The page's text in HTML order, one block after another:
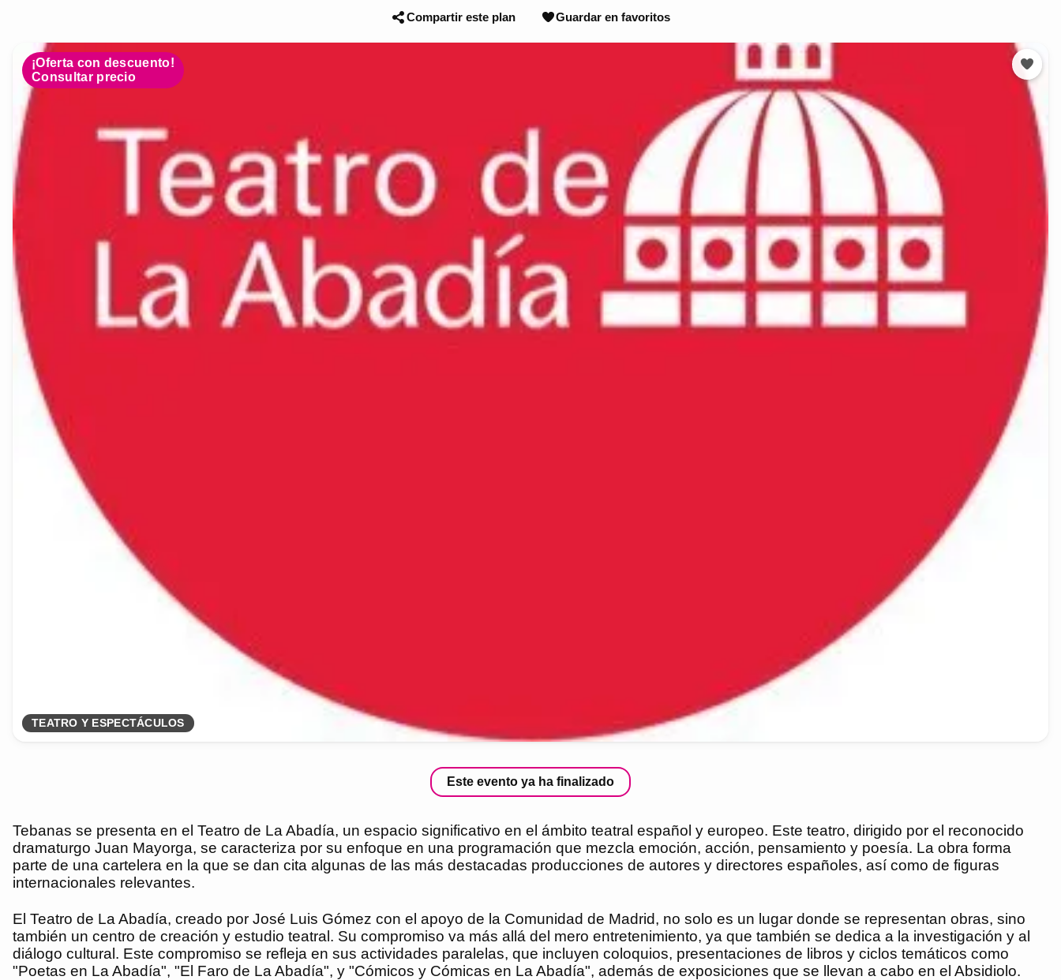
Compartir este plan Guardar en favoritos
¡Oferta con descuento!
Consultar precio
TEATRO Y ESPECTÁCULOS
Este evento ya ha finalizado
Tebanas se presenta en el Teatro de La Abadía, un espacio significativo en el ámbito teatral español y europeo. Este teatro, dirigido por el reconocido
dramaturgo Juan Mayorga, se caracteriza por su enfoque en una programación que mezcla emoción, acción, pensamiento y poesía. La obra forma
parte de una cartelera en la que se dan cita algunas de las más destacadas producciones de autores y directores españoles, así como de figuras
internacionales relevantes.
El Teatro de La Abadía, creado por José Luis Gómez con el apoyo de la Comunidad de Madrid, no solo es un lugar donde se representan obras, sino
también un centro de creación y estudio teatral. Su compromiso va más allá del mero entretenimiento, ya que también se dedica a la investigación y al
diálogo cultural. Este compromiso se refleja en sus actividades paralelas, que incluyen coloquios, presentaciones de libros y ciclos temáticos como
"Poetas en La Abadía", "El Faro de La Abadía", y "Cómicos y Cómicas en La Abadía", además de exposiciones que se llevan a cabo en el Absidiolo.